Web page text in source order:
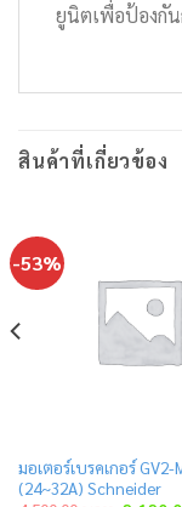
ยูนิตเพื่อป้องกั
สินค้าที่เกี่ยวข้อง
-53%
มอเตอร์เบรคเกอร์ GV2-
(24~32A) Schneider